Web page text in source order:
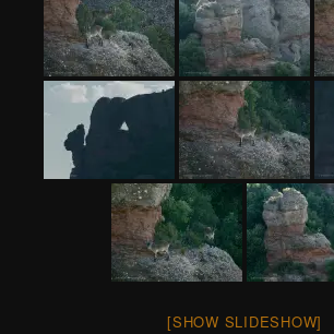
[SHOW SLIDESHOW]